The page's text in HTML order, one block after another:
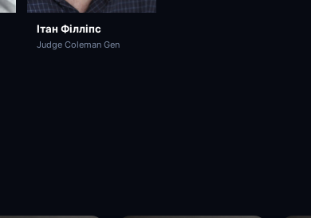
Ітан Філліпс
Judge Coleman Gen